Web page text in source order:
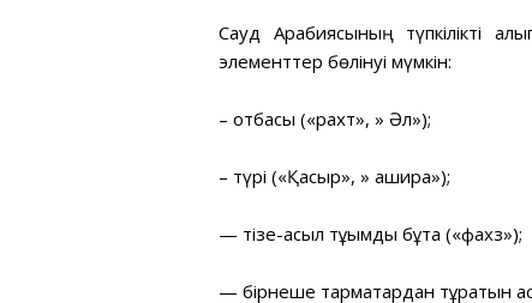
Сауд Арабиясының түпкілікті
элементтер бөлінуі мүмкін:
– отбасы («рахт», » Әл»);
– түрі («Қасқыр», » ашира»);
— тізе-асыл тұқымды бұта («фахз»);
— бірнеше тармақтардан тұратын